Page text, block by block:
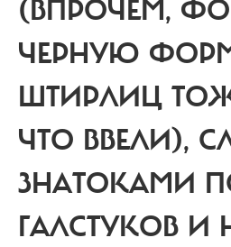
(ВПРОЧЕМ,
ЧЕРНУЮ
ШТИРЛИЦ
ЧТО ВВЕЛИ),
ЗНАТОКАМИ
ГАЛСТУКОВ И